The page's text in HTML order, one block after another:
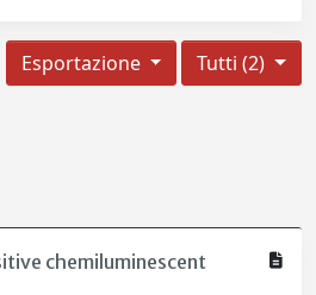
Tutti (2)
Esportazione
chemiluminescent